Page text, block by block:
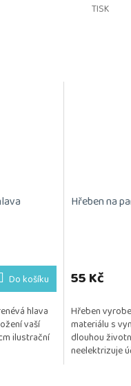
TISK
Do košíku
hlava
vaší
ilustrační
Hřeben na
55 Kč
Hřeben
materiálu s
dlouhou
neelektrizuje